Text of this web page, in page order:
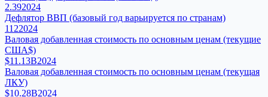
2.392024
Дефлятор ВВП (базовый год варьируется по странам)
1122024
Валовая добавленная стоимость по основным ценам (текущие
США$)
$11.13B2024
Валовая добавленная стоимость по основным ценам (текущая
ЛКУ)
$10.28B2024